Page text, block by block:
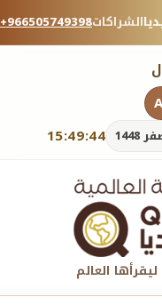
+966505749398الشراكات
15:49:46
العالم